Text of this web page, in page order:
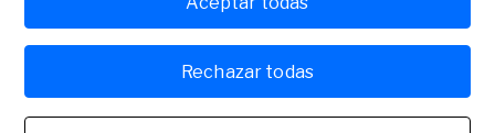
© Fundación Banco Sabadell 2024 todos los derechos
Rechazar todas